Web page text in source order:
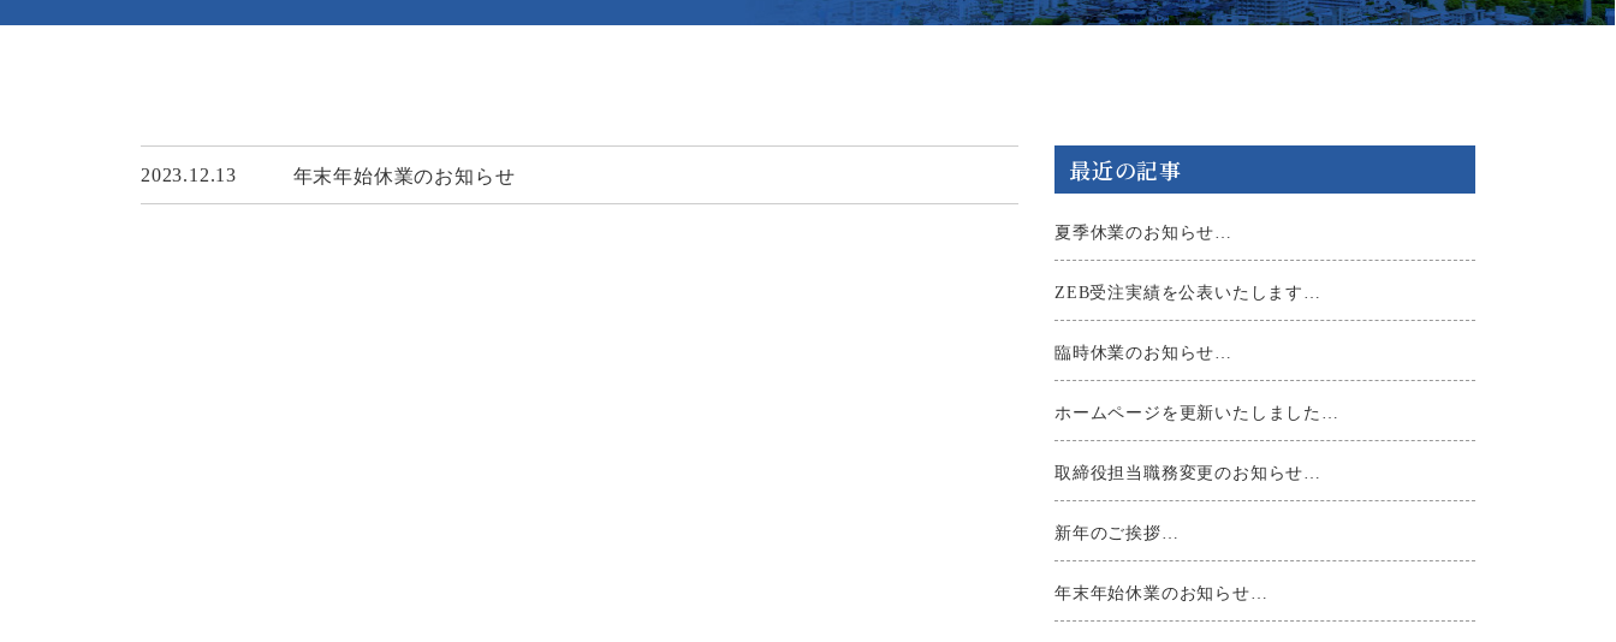
2023.12.13 年末年始休業のお知らせ 最近の記事
夏季休業のお知らせ…
ZEB受注実績を公表いたします…
臨時休業のお知らせ…
ホームページを更新いたしました…
取締役担当職務変更のお知らせ…
新年のご挨拶…
年末年始休業のお知らせ…